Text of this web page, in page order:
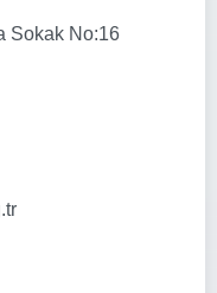
Sokak No:16